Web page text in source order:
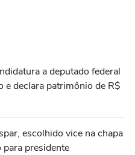
a deputado federal
e declara patrimônio de R$
escolhido vice na chapa
presidente